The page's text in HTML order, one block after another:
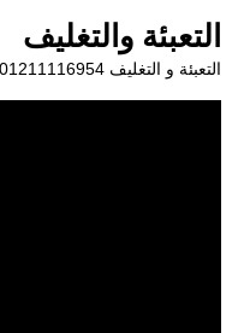
المحتوى
التعبئة والتغليف
التعبئة و التغليف 01211116954 – 01211116956 – 01211116958